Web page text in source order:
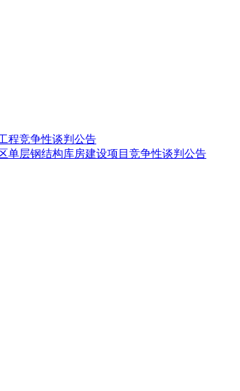
程竞争性谈判公告
单层钢结构库房建设项目竞争性谈判公告